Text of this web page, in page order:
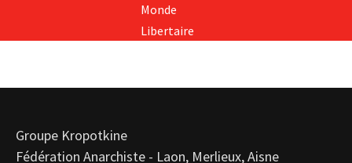
Monde
Libertaire
Groupe Kropotkine
Fédération Anarchiste - Laon, Merlieux, Aisne